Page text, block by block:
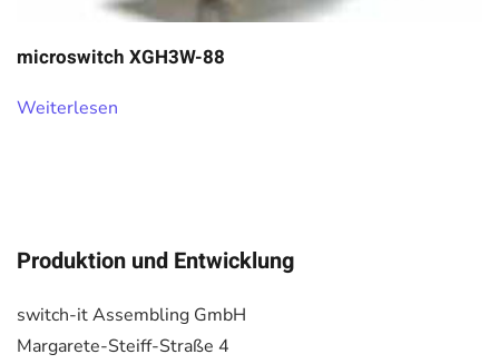
microswitch XGH3W-88
Weiterlesen
Produktion und Entwicklung
switch-it Assembling GmbH
Margarete-Steiff-Straße 4